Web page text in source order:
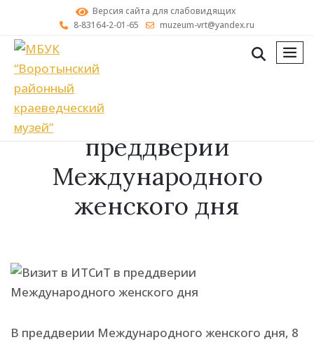
Версия сайта для слабовидящих
8-83164-2-01-65
muzeum-vrt@yandex.ru
Визит в ИТСиТ в
преддверии
Международного
женского дня
В преддверии Международного женского дня, 8